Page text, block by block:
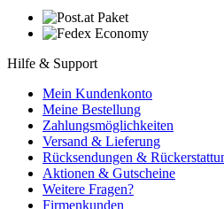
Hilfe & Support
Mein Kundenkonto
Meine Bestellung
Zahlungsmöglichkeiten
Versand & Lieferung
Rücksendungen &
Aktionen & Gutscheine
Weitere Fragen?
Firmenkunden